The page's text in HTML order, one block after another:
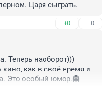
Царя сыграть.
+0 –0
Теперь наоборот)))
кино, как в своё время и
Это особый юмор.👻